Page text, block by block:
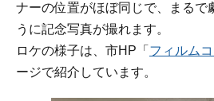
ナーの位置がほぼ同じで、まるで
うに記念写真が撮れます。
ロケの様子は、市HP「 フィルム
ージで紹介しています。